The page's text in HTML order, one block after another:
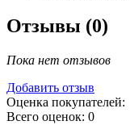
Отзывы (0)
Пока нет отзывов
Добавить отзыв
Оценка покупателей:
Всего оценок: 0